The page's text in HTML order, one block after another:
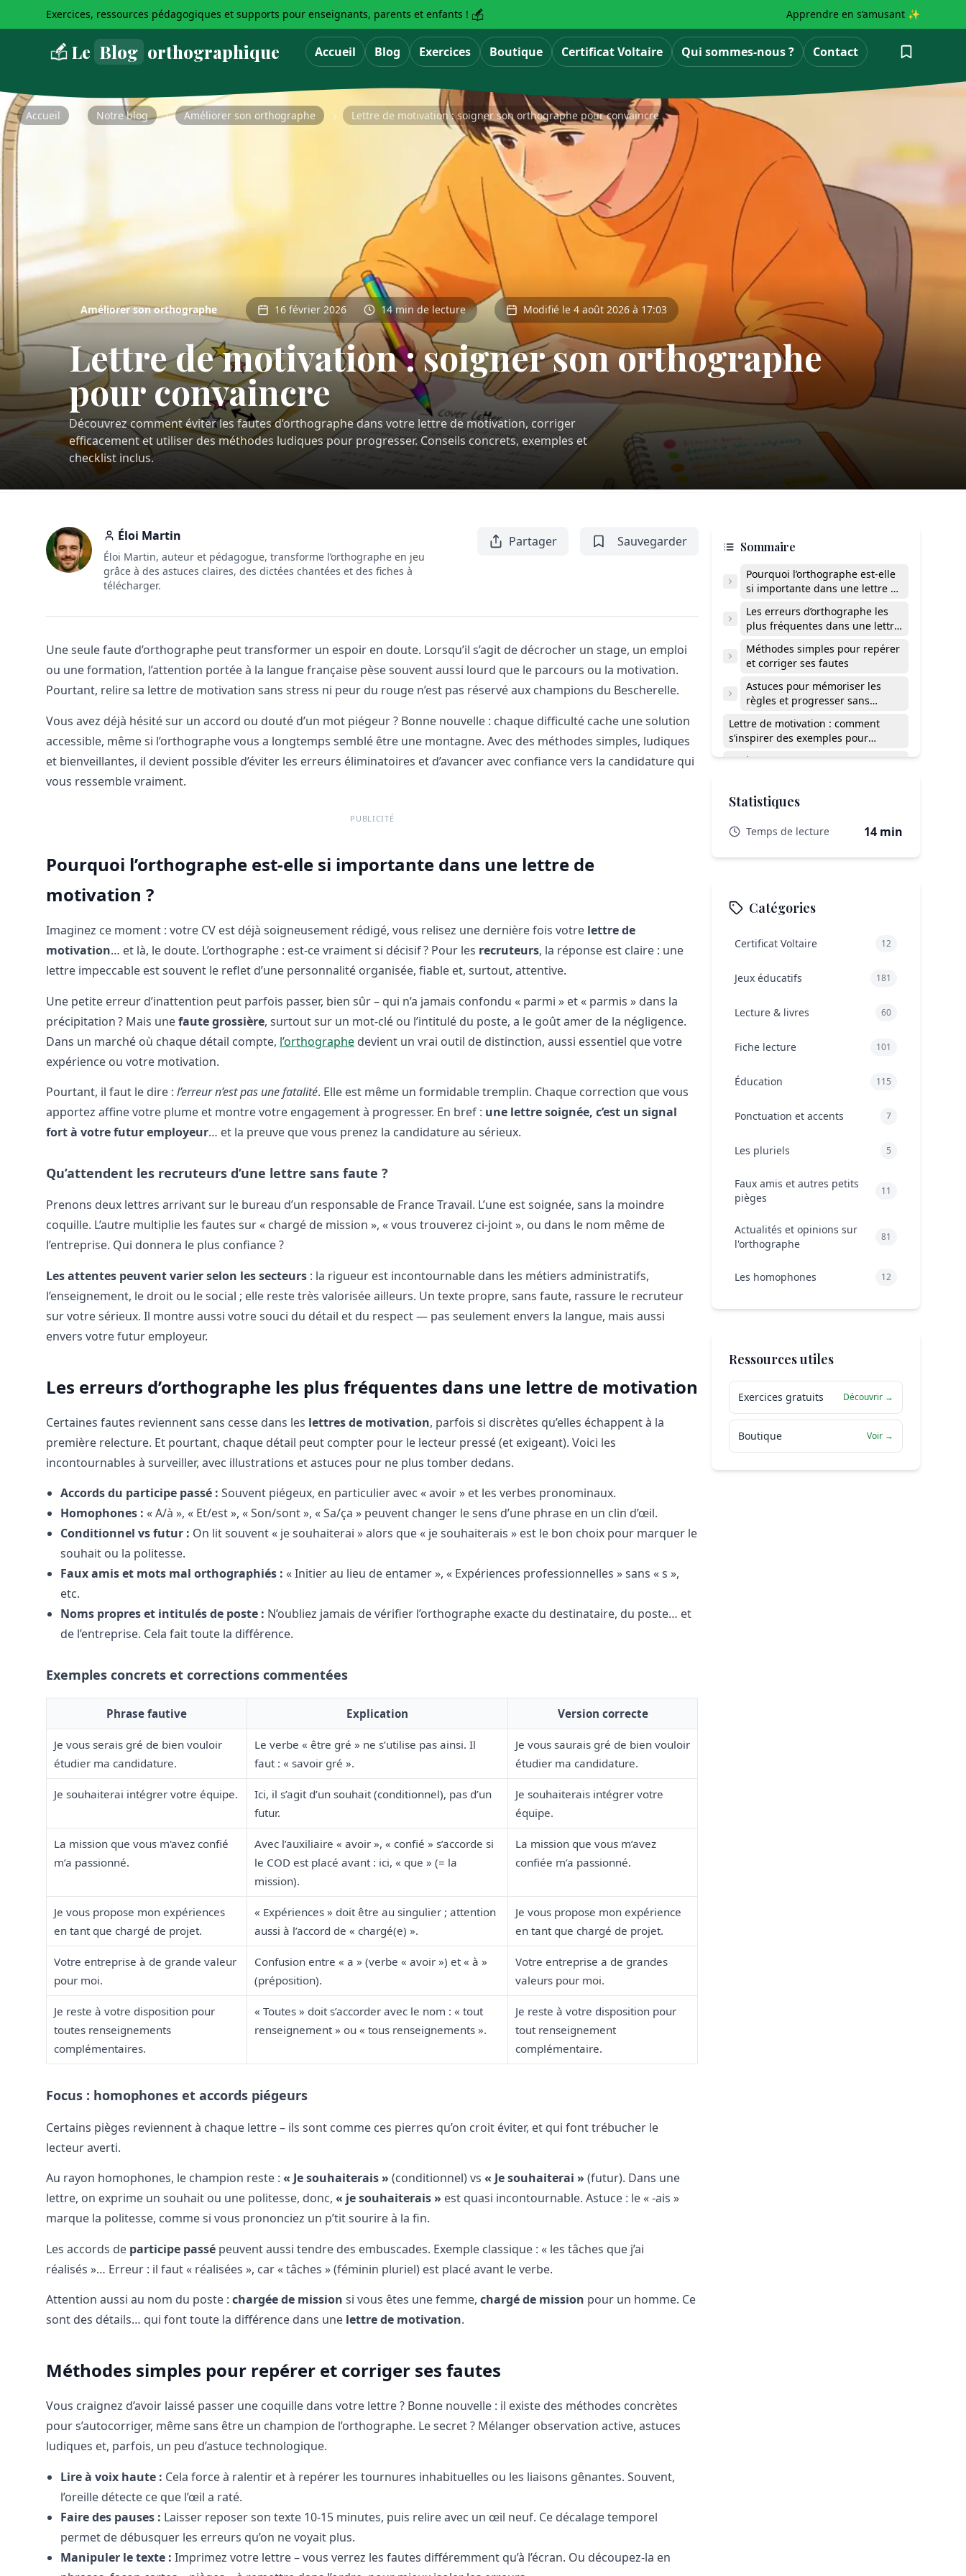
Exercices, ressources pédagogiques et supports pour enseignants, parents et enfants ! Apprendre en s’amusant ✨
Le Blog orthographique Accueil Blog Exercices Boutique Certificat Voltaire Qui sommes-nous ? Contact
Accueil Notre blog Améliorer son orthographe Lettre de motivation : soigner son orthographe pour convaincre
Améliorer son orthographe 16 février 2026 14 min de lecture Modifié le 4 août 2026 à 17:03
Lettre de motivation : soigner son orthographe
pour convaincre
Découvrez comment éviter les fautes d’orthographe dans votre lettre de motivation, corriger
efficacement et utiliser des méthodes ludiques pour progresser. Conseils concrets, exemples et
checklist inclus.
Éloi Martin
Éloi Martin, auteur et pédagogue, transforme l’orthographe en jeu
grâce à des astuces claires, des dictées chantées et des fiches à
télécharger.
Partager Sauvegarder
Une seule faute d’orthographe peut transformer un espoir en doute. Lorsqu’il s’agit de décrocher un stage, un emploi
ou une formation, l’attention portée à la langue française pèse souvent aussi lourd que le parcours ou la motivation.
Pourtant, relire sa lettre de motivation sans stress ni peur du rouge n’est pas réservé aux champions du Bescherelle.
Vous avez déjà hésité sur un accord ou douté d’un mot piégeur ? Bonne nouvelle : chaque difficulté cache une solution
accessible, même si l’orthographe vous a longtemps semblé être une montagne. Avec des méthodes simples, ludiques
et bienveillantes, il devient possible d’éviter les erreurs éliminatoires et d’avancer avec confiance vers la candidature qui
vous ressemble vraiment.
PUBLICITÉ
Pourquoi l’orthographe est-elle si importante dans une lettre de
motivation ?
Imaginez ce moment : votre CV est déjà soigneusement rédigé, vous relisez une dernière fois votre lettre de
motivation… et là, le doute. L’orthographe : est-ce vraiment si décisif ? Pour les recruteurs, la réponse est claire : une
lettre impeccable est souvent le reflet d’une personnalité organisée, fiable et, surtout, attentive.
Une petite erreur d’inattention peut parfois passer, bien sûr – qui n’a jamais confondu « parmi » et « parmis » dans la
précipitation ? Mais unefaute grossière, surtout sur un mot-clé ou l’intitulé du poste, a le goût amer de la négligence.
Dans un marché où chaque détail compte, l’orthographe devient un vrai outil de distinction, aussi essentiel que votre
expérience ou votre motivation.
Pourtant, il faut le dire : l’erreur n’est pas une fatalité. Elle est même un formidable tremplin. Chaque correction que vous
apportez affine votre plume et montre votre engagement à progresser. En bref : une lettre soignée, c’est un signal
fort à votre futur employeur… et la preuve que vous prenez la candidature au sérieux.
Qu’attendent les recruteurs d’une lettre sans faute ?
Prenons deux lettres arrivant sur le bureau d’un responsable de France Travail. L’une est soignée, sans la moindre
coquille. L’autre multiplie les fautes sur « chargé de mission », « vous trouverez ci-joint », ou dans le nom même de
l’entreprise. Qui donnera le plus confiance ?
Les attentes peuvent varier selon les secteurs : la rigueur est incontournable dans les métiers administratifs,
l’enseignement, le droit ou le social ; elle reste très valorisée ailleurs. Un texte propre, sans faute, rassure le recruteur
sur votre sérieux. Il montre aussi votre souci du détail et du respect — pas seulement envers la langue, mais aussi
envers votre futur employeur.
Les erreurs d’orthographe les plus fréquentes dans une lettre de motivation
Certaines fautes reviennent sans cesse dans les lettres de motivation, parfois si discrètes qu’elles échappent à la
première relecture. Et pourtant, chaque détail peut compter pour le lecteur pressé (et exigeant). Voici les
incontournables à surveiller, avec illustrations et astuces pour ne plus tomber dedans.
Accords du participe passé : Souvent piégeux, en particulier avec « avoir » et les verbes pronominaux.
Homophones : « A/à », « Et/est », « Son/sont », « Sa/ça » peuvent changer le sens d’une phrase en un clin d’œil.
Conditionnel vs futur : On lit souvent « je souhaiterai » alors que « je souhaiterais » est le bon choix pour marquer le
souhait ou la politesse.
Faux amis et mots mal orthographiés : « Initier au lieu de entamer », « Expériences professionnelles » sans « s »,
etc.
Noms propres et intitulés de poste : N’oubliez jamais de vérifier l’orthographe exacte du destinataire, du poste… et
de l’entreprise. Cela fait toute la différence.
Exemples concrets et corrections commentées
Phrase fautive Explication Version correcte
Je vous serais gré de bien vouloir
étudier ma candidature.
Le verbe « être gré » ne s’utilise pas ainsi. Il
faut : « savoir gré ».
Je vous saurais gré de bien vouloir
étudier ma candidature.
Je souhaiterai intégrer votre équipe.
Ici, il s’agit d’un souhait (conditionnel), pas d’un
futur.
Je souhaiterais intégrer votre
équipe.
La mission que vous m'avez confié
m’a passionné.
Avec l’auxiliaire « avoir », « confié » s’accorde si
le COD est placé avant : ici, « que » (= la
mission).
La mission que vous m’avez
confiée m’a passionné.
Je vous propose mon expériences
en tant que chargé de projet.
« Expériences » doit être au singulier ; attention
aussi à l’accord de « chargé(e) ».
Je vous propose mon expérience
en tant que chargé de projet.
Votre entreprise à de grande valeur
pour moi.
Confusion entre « a » (verbe « avoir ») et « à »
(préposition).
Votre entreprise a de grandes
valeurs pour moi.
Je reste à votre disposition pour
toutes renseignements
complémentaires.
« Toutes » doit s’accorder avec le nom : « tout
renseignement » ou « tous renseignements ».
Je reste à votre disposition pour
tout renseignement
complémentaire.
Focus : homophones et accords piégeurs
Certains pièges reviennent à chaque lettre – ils sont comme ces pierres qu’on croit éviter, et qui font trébucher le
lecteur averti.
Au rayon homophones, le champion reste : « Je souhaiterais » (conditionnel) vs « Je souhaiterai » (futur). Dans une
lettre, on exprime un souhait ou une politesse, donc, « je souhaiterais » est quasi incontournable. Astuce : le « -ais »
marque la politesse, comme si vous prononciez un p’tit sourire à la fin.
Les accords de participe passé peuvent aussi tendre des embuscades. Exemple classique : « les tâches que j’ai
réalisés »… Erreur : il faut « réalisées », car « tâches » (féminin pluriel) est placé avant le verbe.
Attention aussi au nom du poste : chargée de mission si vous êtes une femme, chargé de mission pour un homme. Ce
sont des détails… qui font toute la différence dans une lettre de motivation.
Méthodes simples pour repérer et corriger ses fautes
Vous craignez d’avoir laissé passer une coquille dans votre lettre ? Bonne nouvelle : il existe des méthodes concrètes
pour s’autocorriger, même sans être un champion de l’orthographe. Le secret ? Mélanger observation active, astuces
ludiques et, parfois, un peu d’astuce technologique.
Lire à voix haute : Cela force à ralentir et à repérer les tournures inhabituelles ou les liaisons gênantes. Souvent,
l’oreille détecte ce que l’œil a raté.
Faire des pauses : Laisser reposer son texte 10-15 minutes, puis relire avec un œil neuf. Ce décalage temporel
permet de débusquer les erreurs qu’on ne voyait plus.
Manipuler le texte : Imprimez votre lettre – vous verrez les fautes différemment qu’à l’écran. Ou découpez-la en
Sommaire
Pourquoi l’orthographe est-elle
si importante dans une lettre de
Les erreurs d’orthographe les
plus fréquentes dans une lettre
Méthodes simples pour repérer
et corriger ses fautes
Astuces pour mémoriser les
règles et progresser sans
Lettre de motivation : comment
s’inspirer des exemples pour
Vidéo pratique : tout savoir
Est-ce qu’une seule faute
d’orthographe peut éliminer ma
candidature ?
Comment progresser si je fais
Existe-t-il des outils gratuits pour
L’orthographe, alliée
candidature réussie
Pour aller plus loin
Statistiques
Temps de lecture 14 min
Catégories
Certificat Voltaire 12
Jeux éducatifs 181
Lecture & livres 60
Fiche lecture 101
Éducation 115
Ponctuation et accents 7
Les pluriels 5
Faux amis et autres petits
pièges
11
Actualités et opinions sur
l'orthographe
81
Les homophones 12
Ressources utiles
Exercices gratuits Découvrir →
Boutique Voir →